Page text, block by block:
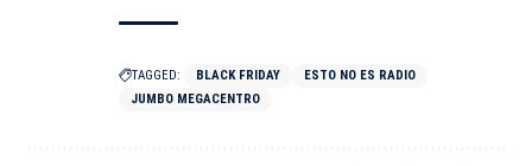
TAGGED: BLACK FRIDAY
ESTO NO ES RADIO
JUMBO MEGACENTRO